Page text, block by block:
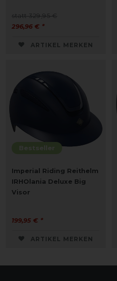
statt 329,95 €
296,96 € *
ARTIKEL MERKEN
Bestseller
Imperial Riding Reithelm
IRHOlania Deluxe Big
Visor
199,95 € *
ARTIKEL MERKEN